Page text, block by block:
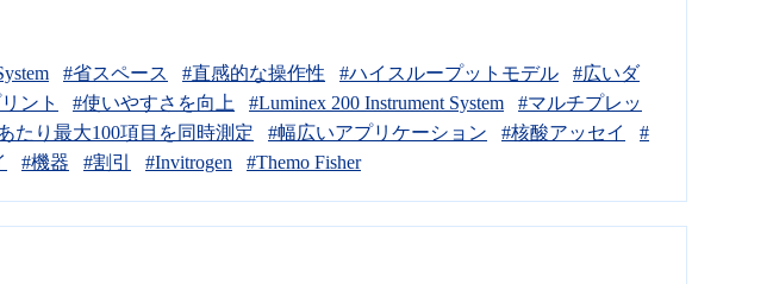
#省スペース #直感的な操作性 #ハイスループットモデル
#広いダ
ント #使いやすさを向上 #Luminex 200 Instrument System
#マルチプレッ
たり最大100項目を同時測定 #幅広いアプリケーション #核酸アッセイ
#
#機器 #割引 #Invitrogen #Themo Fisher